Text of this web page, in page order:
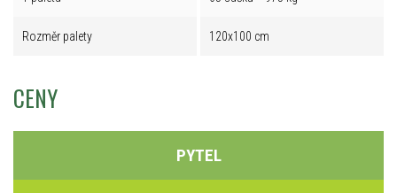
Rozměr palety 120x100 cm
CENY
PYTEL